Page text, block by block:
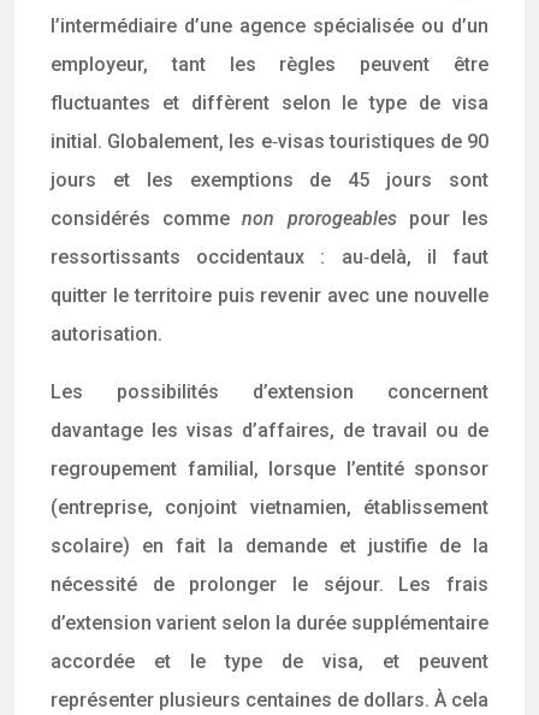
l’intermédiaire d’une agence spécialisée ou d’un
employeur, tant les règles peuvent être
fluctuantes et diffèrent selon le type de visa
initial. Globalement, les e‑visas touristiques de 90
jours et les exemptions de 45 jours sont
considérés commenon prorogeablespour les
ressortissants occidentaux : au‑delà, il faut
quitter le territoire puis revenir avec une nouvelle
autorisation.
Les possibilités d’extension concernent
davantage les visas d’affaires, de travail ou de
regroupement familial, lorsque l’entité sponsor
(entreprise, conjoint vietnamien, établissement
scolaire) en fait la demande et justifie de la
nécessité de prolonger le séjour. Les frais
d’extension varient selon la durée supplémentaire
accordée et le type de visa, et peuvent
représenter plusieurs centaines de dollars. À cela